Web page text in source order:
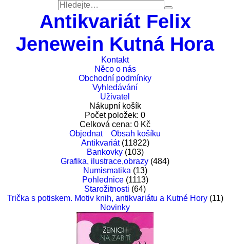
Antikvariát Felix
Jenewein Kutná Hora
Kontakt
Něco o nás
Obchodní podmínky
Vyhledávání
Uživatel
Nákupní košík
Počet položek: 0
Celková cena: 0 Kč
Objednat
Obsah košíku
Antikvariát(11822)
Bankovky(103)
Grafika, ilustrace,obrazy (484)
Numismatika (13)
Pohlednice(1113)
Starožitnosti (64)
Trička s potiskem. Motiv knih, antikvariátu a Kutné Hory(11)
Novinky